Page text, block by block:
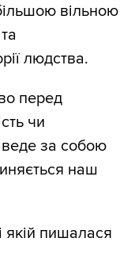
вільною
людства.
перед
чи
веде за собою
наш
пишалася